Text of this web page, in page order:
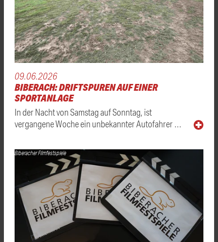
09.06.2026
BIBERACH: DRIFTSPUREN AUF EINER
SPORTANLAGE
In der Nacht von Samstag auf Sonntag, ist
vergangene Woche ein unbekannter Autofahrer …
Biberacher Filmfestspiele